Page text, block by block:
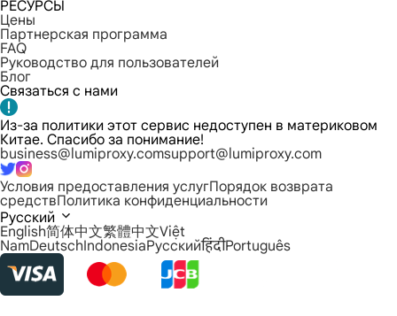
РЕСУРСЫ
Цены
Партнерская программа
FAQ
Руководство для пользователей
Блог
Связаться с нами
Из-за политики этот сервис недоступен в материковом
Китае. Спасибо за понимание!
business@lumiproxy.comsupport@lumiproxy.com
Условия предоставления услугПорядок возврата
средствПолитика конфиденциальности
Русский
English简体中文繁體中文Việt
NamDeutschIndonesiaРусскийहिंदीPortuguês